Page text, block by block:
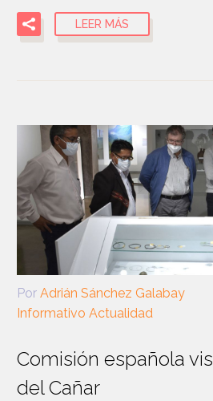
LEER MÁS
Por Adrián Sánchez Galabay
Informativo Actualidad
Comisión española
del Cañar